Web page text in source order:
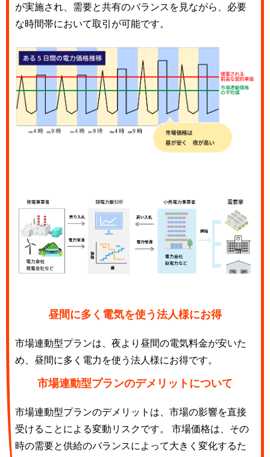
が実施され、需要と共有のバランスを見ながら、必要
な時間帯において取引が可能です。
昼間に多く電気を使う法人様にお得
市場連動型プランは、夜より昼間の電気料金が安いた
め、昼間に多く電力を使う法人様にお得です。
市場連動型プランのデメリットについて
市場連動型プランのデメリットは、市場の影響を直接
受けることによる変動リスクです。 市場価格は、その
時の需要と供給のバランスによって大きく変化するた